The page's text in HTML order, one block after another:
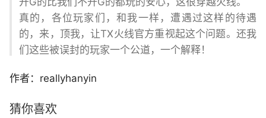
真的，各位玩家们，和我一样，遭遇过这样的待遇
的，来，顶我，让TX火线官方重视起这个问题。还我
们这些被误封的玩家一个公道，一个解释！
作者：reallyhanyin
猜你喜欢